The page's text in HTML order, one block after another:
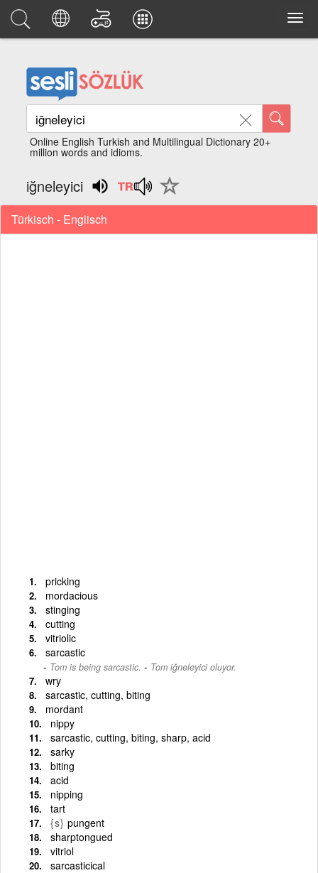
Online English Turkish and Multilingual Dictionary 20+
million words and idioms.
iğneleyici
Türkisch - Englisch
pricking
mordacious
stinging
cutting
vitriolic
sarcastic
Tom is being sarcastic. - Tom iğneleyici oluyor.
wry
sarcastic, cutting, biting
mordant
nippy
sarcastic, cutting, biting, sharp, acid
sarky
biting
acid
nipping
tart
{s} pungent
sharptongued
vitriol
sarcasticical